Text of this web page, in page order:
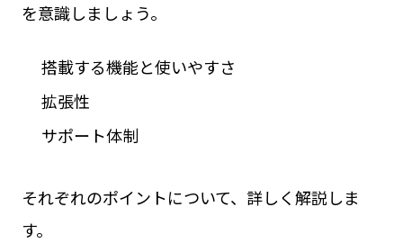
を意識しましょう。
搭載する機能と使いやすさ
拡張性
サポート体制
それぞれのポイントについて、詳しく解説しま
す。